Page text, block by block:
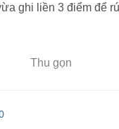
ghi liền 3 điểm để
Thu gọn